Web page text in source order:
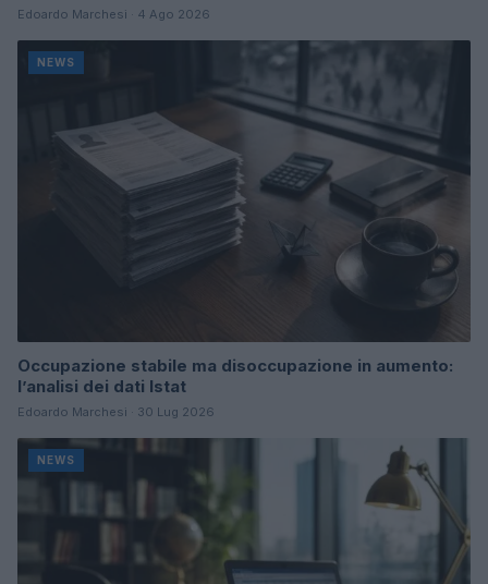
Edoardo Marchesi · 4 Ago 2026
NEWS
Occupazione stabile ma disoccupazione in aumento:
l’analisi dei dati Istat
Edoardo Marchesi · 30 Lug 2026
NEWS